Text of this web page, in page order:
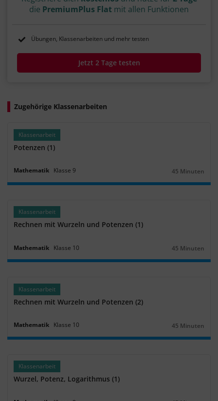
die PremiumPlus Flat mit allen Funktionen
Übungen, Klassenarbeiten und mehr testen
Jetzt 2 Tage testen
Zugehörige Klassenarbeiten
Klassenarbeit
Potenzen (1)
Mathematik Klasse 9
Dauer:
45 Minuten
Klassenarbeit
Rechnen mit Wurzeln und Potenzen (1)
Mathematik Klasse 10
Dauer:
45 Minuten
Klassenarbeit
Rechnen mit Wurzeln und Potenzen (2)
Mathematik Klasse 10
Dauer:
45 Minuten
Klassenarbeit
Wurzel, Potenz, Logarithmus (1)